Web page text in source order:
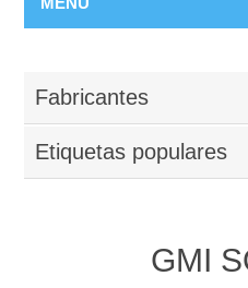
Fabricantes
Etiquetas populares
GMI